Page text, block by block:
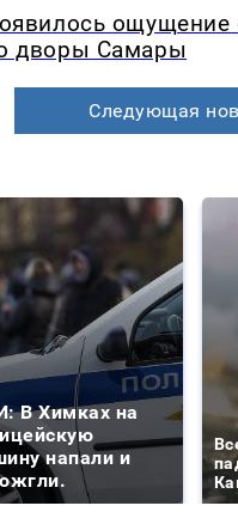
ощущение
дворы Самары
Следующая
В Химках на
напали и